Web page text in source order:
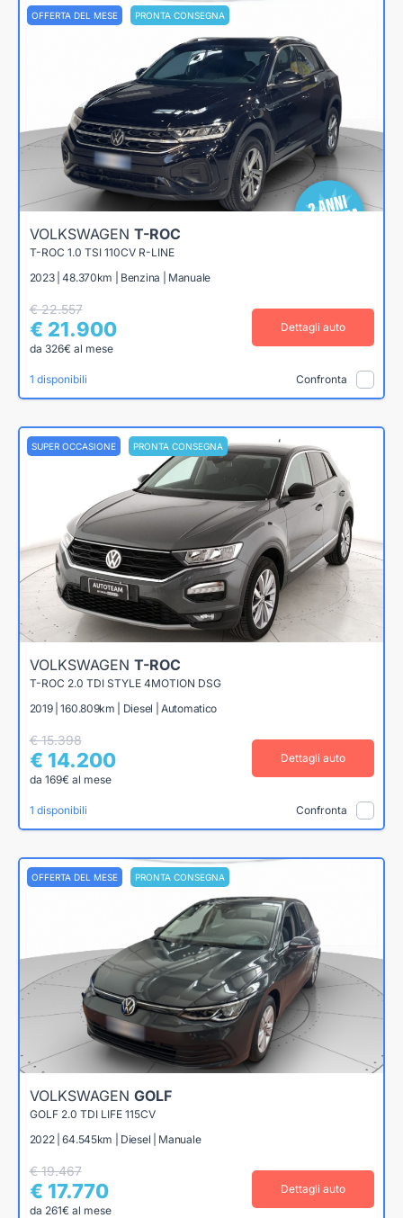
OFFERTA DEL MESE PRONTA CONSEGNA
VOLKSWAGEN T-ROC
T-ROC 1.0 TSI 110CV R-LINE
2023 | 48.370km | Benzina | Manuale
€ 22.557
€ 21.900
da 326€ al mese
Dettagli auto
1 disponibili Confronta
SUPER OCCASIONE PRONTA CONSEGNA
VOLKSWAGEN T-ROC
T-ROC 2.0 TDI STYLE 4MOTION DSG
2019 | 160.809km | Diesel | Automatico
€ 15.398
€ 14.200
da 169€ al mese
Dettagli auto
1 disponibili Confronta
OFFERTA DEL MESE PRONTA CONSEGNA
VOLKSWAGEN GOLF
GOLF 2.0 TDI LIFE 115CV
2022 | 64.545km | Diesel | Manuale
€ 19.467
€ 17.770
da 261€ al mese
Dettagli auto